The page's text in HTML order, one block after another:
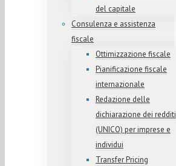
del capitale
Consulenza e assistenza
fiscale
Ottimizzazione fiscale
Pianificazione fiscale
internazionale
Redazione delle
dichiarazione dei redditi
(UNICO) per imprese e
individui
Transfer Pricing